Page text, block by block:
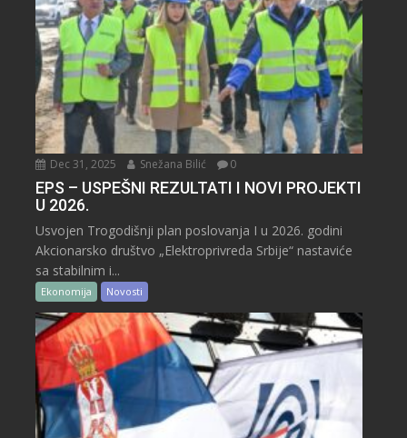
Dec 31, 2025 Snežana Bilić 0
EPS – USPEŠNI REZULTATI I NOVI PROJEKTI
U 2026.
Usvojen Trogodišnji plan poslovanja I u 2026. godini
Akcionarsko društvo „Elektroprivreda Srbije“ nastaviće
sa stabilnim i...
Ekonomija Novosti